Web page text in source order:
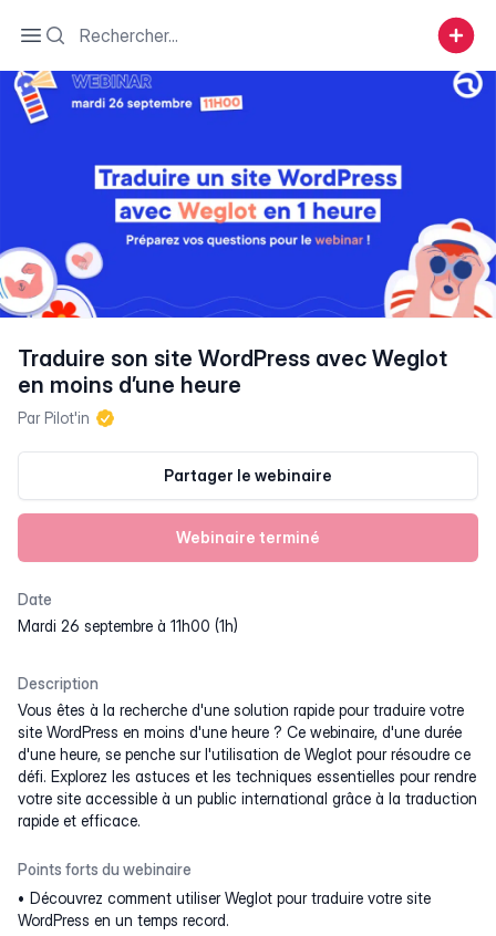
Open sidebar
Search
Traduire son site WordPress avec Weglot
en moins d’une heure
ParPilot'in
Partager le webinaire
Webinaire terminé
Date
mardi 26 septembre à 11h00 (1h)
Description
Vous êtes à la recherche d'une solution rapide pour traduire votre
site WordPress en moins d'une heure ? Ce webinaire, d'une durée
d'une heure, se penche sur l'utilisation de Weglot pour résoudre ce
défi. Explorez les astuces et les techniques essentielles pour rendre
votre site accessible à un public international grâce à la traduction
rapide et efficace.
Points forts du webinaire
Découvrez comment utiliser Weglot pour traduire votre site
WordPress en un temps record.